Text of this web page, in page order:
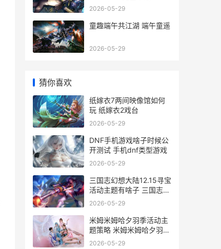
PC修改器
2026-05-29
童趣端午共江湖 端午童遥
2026-05-29
猜你喜欢
纸嫁衣7两间映像馆如何
玩 纸嫁衣2戏台
2026-05-29
DNF手机游戏啥子时候公
开测试 手机dnf类型游戏
2026-05-29
三国志幻想大陆12.15寻宝
活动主题有啥子 三国志幻
想大陆0.1折
2026-05-29
米姆米姆哈夕羽季活动主
题策略 米姆米姆哈夕羽雀
怎么培育
2026-05-29